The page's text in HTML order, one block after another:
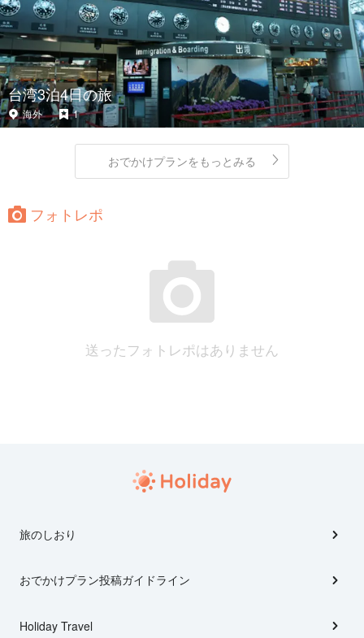
台湾3泊4日の旅
海外 1
おでかけプランをもっとみる
フォトレポ
送ったフォトレポはありません
旅のしおり
おでかけプラン投稿ガイドライン
Holiday Travel